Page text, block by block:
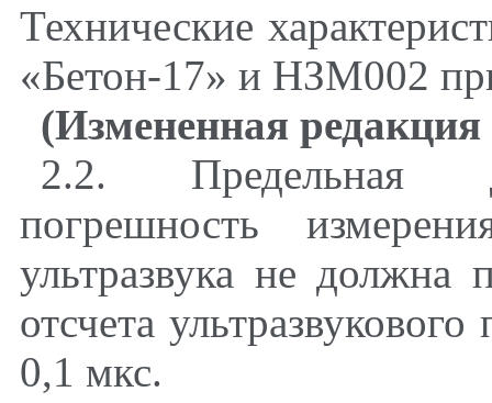
Технические
«Бетон-17» и НЗМ002
(Измененная
2.2. Предельная
погрешность
ультразвука не должна
отсчета
0,1 мкс.